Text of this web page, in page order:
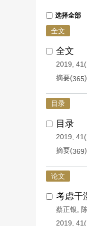
选择全部
全文
全文
2019,
摘要(365)
目录
目录
2019,
摘要(369)
论文
考虑干
蔡正银
2019,